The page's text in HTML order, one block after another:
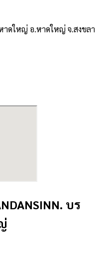
าดใหญ่ อ.หาดใหญ่ จ.สงขลา
บร